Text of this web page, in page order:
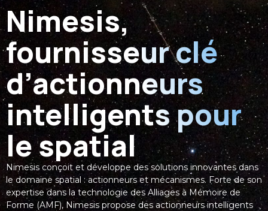
Nimesis,
fournisseur clé
d’actionneurs
intelligents pour
le spatial
Nimesis conçoit et développe des solutions innovantes dans
le domaine spatial : actionneurs et mécanismes. Forte de son
expertise dans la technologie des Alliages à Mémoire de
Forme (AMF), Nimesis propose des actionneurs intelligents